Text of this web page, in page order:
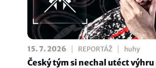
15. 7. 2026 REPORTÁŽ huhy
Český tým si nechal utéct